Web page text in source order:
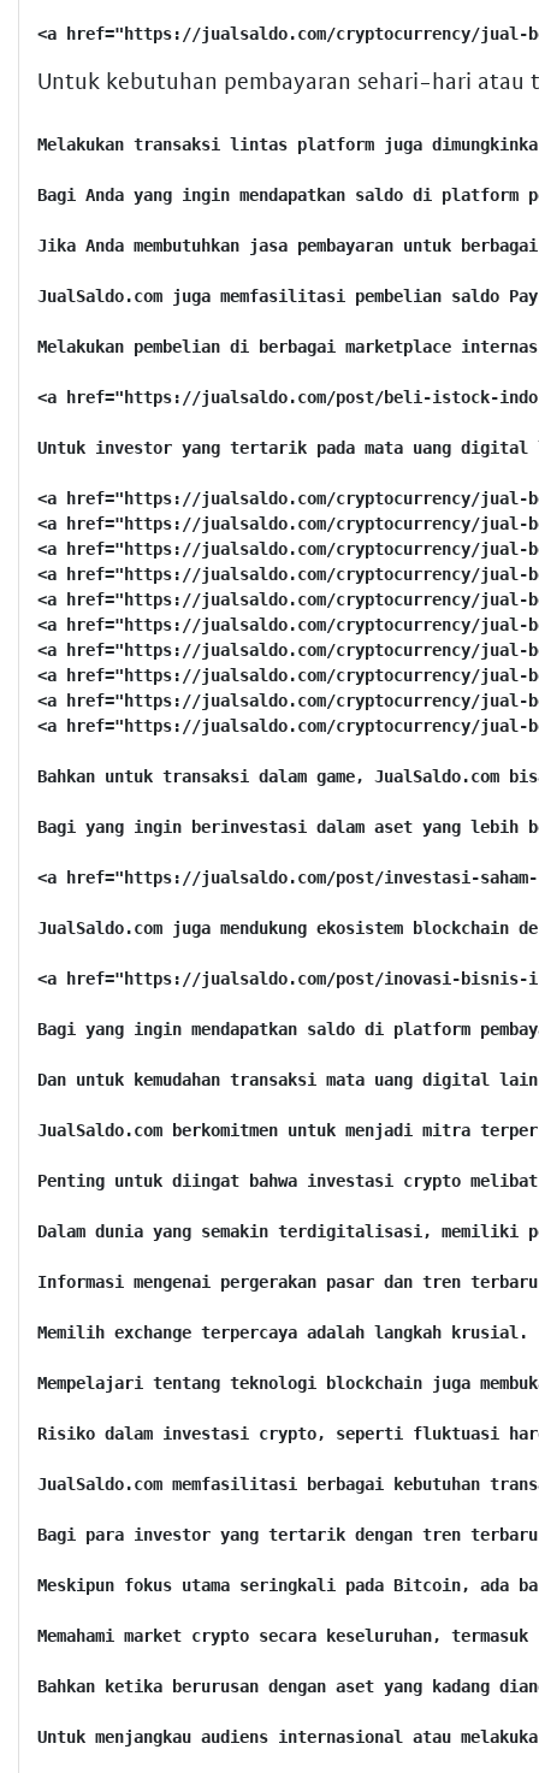
Untuk kebutuhan pembayaran sehari-hari atau
Melakukan transaksi lintas platform juga dimungkinkan. Misalnya, Anda bisa melakukan <a href="https://jualsaldo.com/order/jual-saldo-paypal-ke-data" title="Beli Paket Telkomsel Paypal">Beli Paket Telkomsel Paypal</a> atau mengkonversi saldo PayPal ke e-money lain melalui layanan <a href="https://jualsaldo.com/order/jual-saldo-paypal-ke-e-money" title="Paypal ke dana">Paypal ke dana</a>.

Bagi Anda yang ingin mendapatkan saldo di platform pembayaran lain, JualSaldo.com juga menyediakan jasa untuk Neteller dan Skrill. Anda bisa cek <a href="https://jualsaldo.com/page/beli-saldo-neteller" title="jasa deposit neteller">jasa deposit neteller</a> atau <a href="https://jualsaldo.com/page/beli-saldo-skrill" title="Rate Skrill Hari Ini">Rate Skrill Hari Ini</a>.

Jika Anda membutuhkan jasa pembayaran untuk berbagai keperluan, termasuk pembayaran invoice atau layanan berlangganan, JualSaldo.com dapat membantu. Layanan seperti <a href="https://jualsaldo.com/page/jasa-bayar-invoice" title="jasa pembayaran online">jasa pembayaran online</a> dan <a href="https://jualsaldo.com/page/jasa-pembayaran-paypal" title="jasa bayar paypal">jasa bayar paypal</a> tersedia.

JualSaldo.com juga memfasilitasi pembelian saldo PayPal melalui berbagai cara, termasuk <a href="https://jualsaldo.com/page/jasa-top-up-